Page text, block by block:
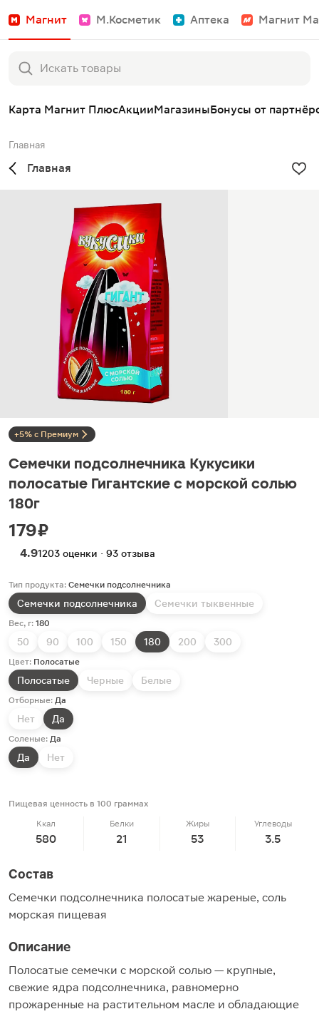
Магнит М.Косметик Аптека Магнит
Карта Магнит ПлюсАкцииМагазиныБонусы от
Главная
Главная
+5% с Премиум
Семечки подсолнечника Кукусики
полосатые Гигантские с морской солью
180г
179 ₽
4.91203 оценки · 93 отзыва
Тип продукта: Семечки подсолнечника
Семечки подсолнечника Семечки тыквенные
Вес, г: 180
50 90 100 150 180 200 300
Цвет: Полосатые
Полосатые Черные Белые
Отборные: Да
Нет Да
Соленые: Да
Да Нет
Пищевая ценность в 100 граммах
Ккал
580
Белки
21
Жиры
53
Углеводы
3.5
Состав
Семечки подсолнечника полосатые жареные, соль
морская пищевая
Описание
Полосатые семечки с морской солью — крупные,
свежие ядра подсолнечника, равномерно
прожаренные на растительном масле и обладающие